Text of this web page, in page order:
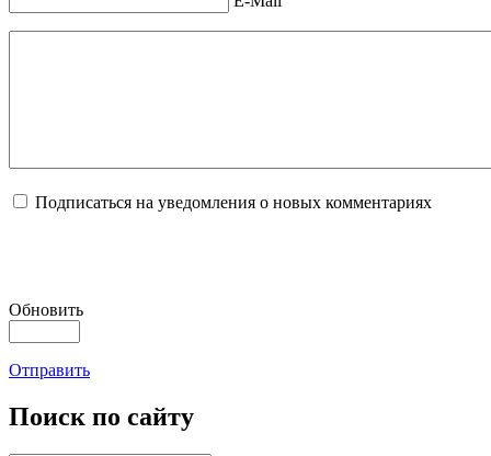
Подписаться на уведомления о новых комментариях
Обновить
Отправить
Поиск по сайту